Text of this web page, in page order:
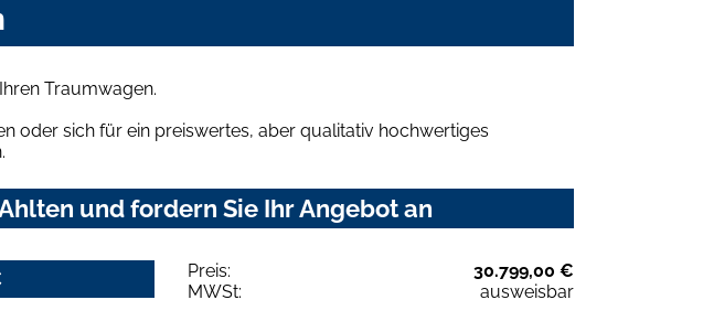
Traumwagen.
oder sich für ein preiswertes, aber qualitativ hochwertiges
und fordern Sie Ihr Angebot an
Preis:
30.799,00 €
MWSt:
ausweisbar